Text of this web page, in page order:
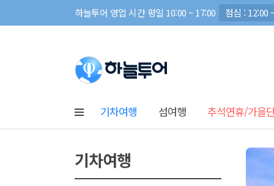
하늘투어 영업 시간 평일 10:00 ~ 17:00 점심 : 12:00
기차여행 섬여행 추석연휴/가을
기차여행